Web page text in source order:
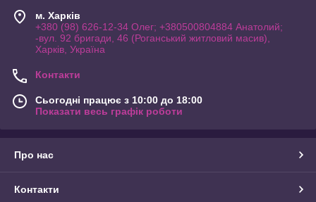
м. Харків
+380 (98) 626-12-34 Олег; +380500804884 Анатолий;
-вул. 92 бригади, 46 (Роганський житловий масив),
Харків, Україна
Контакти
Сьогодні працює з 10:00 до 18:00
Показати весь графік роботи
Про нас
Контакти